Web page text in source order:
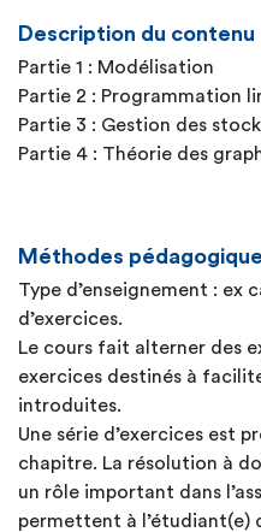
Description du contenu
Partie 1 : Modélisation
Partie 2 : Programmation
Partie 3 : Gestion des
Partie 4 : Théorie des
Méthodes
Type d’enseignement : ex
d’exercices.
Le cours fait alterner des
exercices destinés à
introduites.
Une série d’exercices est
chapitre. La résolution à
un rôle important dans
permettent à l’étudiant(e)